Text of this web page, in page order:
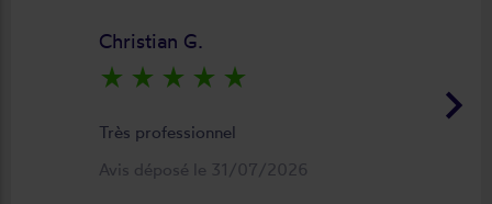
keyboard_arrow_right
Christian G.
star_rate star_rate star_rate star_rate star_rate
Très professionnel
Avis déposé le 31/07/2026